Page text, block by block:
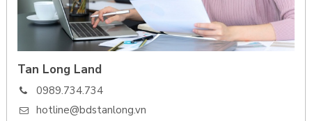
Tan Long Land
0989.734.734
hotline@bdstanlong.vn